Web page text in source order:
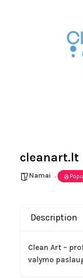
cleanart.lt
Namai
Description
Clean Art –
valymo